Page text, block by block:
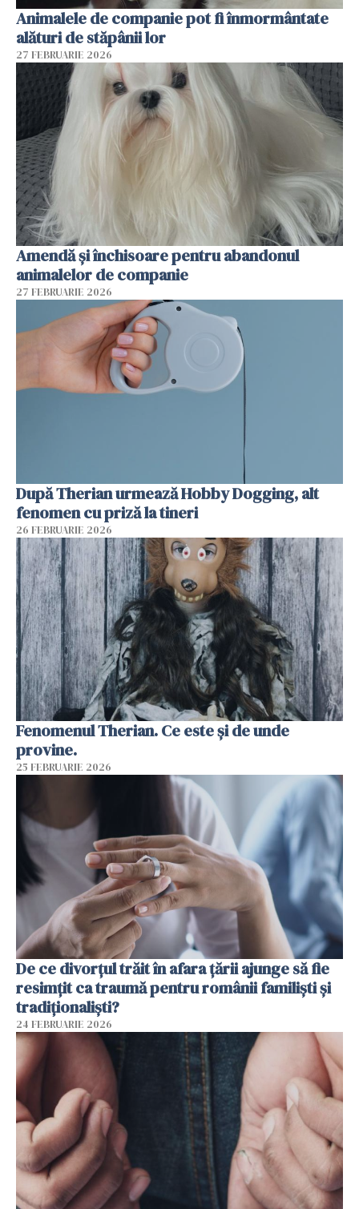
Animalele de companie pot fi înmormântate
alături de stăpânii lor
27 FEBRUARIE 2026
Amendă și închisoare pentru abandonul
animalelor de companie
27 FEBRUARIE 2026
După Therian urmează Hobby Dogging, alt
fenomen cu priză la tineri
26 FEBRUARIE 2026
Fenomenul Therian. Ce este și de unde
provine.
25 FEBRUARIE 2026
De ce divorțul trăit în afara țării ajunge să fie
resimțit ca traumă pentru românii familiști și
tradiționaliști?
24 FEBRUARIE 2026